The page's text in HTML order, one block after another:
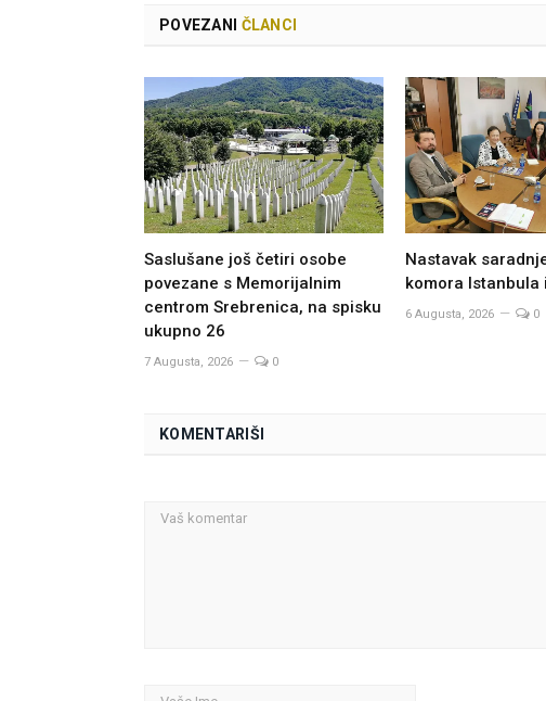
POVEZANI ČLANCI
Saslušane još četiri osobe
povezane s Memorijalnim
centrom Srebrenica, na spisku
ukupno 26
7 Augusta, 2026 0
Nastavak
komora Istanbula
6 Augusta, 2026 0
KOMENTARIŠI